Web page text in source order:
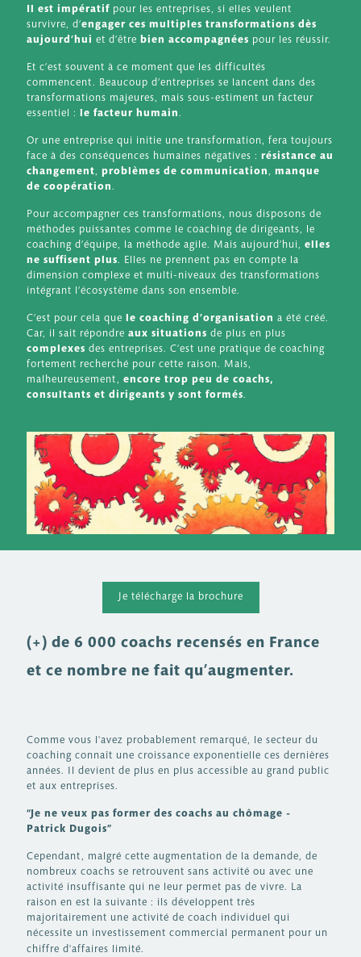
Il est impératif pour les entreprises, si elles veulent
survivre, d’engager ces multiples transformations dès
aujourd’hui et d’être bien accompagnées pour les réussir.
Et c’est souvent à ce moment que les difficultés
commencent. Beaucoup d’entreprises se lancent dans des
transformations majeures, mais sous-estiment un facteur
essentiel : le facteur humain.
Or une entreprise qui initie une transformation, fera toujours
face à des conséquences humaines négatives : résistance au
changement, problèmes de communication, manque
de coopération.
Pour accompagner ces transformations, nous disposons de
méthodes puissantes comme le coaching de dirigeants, le
coaching d’équipe, la méthode agile. Mais aujourd’hui, elles
ne suffisent plus. Elles ne prennent pas en compte la
dimension complexe et multi-niveaux des transformations
intégrant l’écosystème dans son ensemble.
C’est pour cela que le coaching d’organisation a été créé.
Car, il sait répondre aux situations de plus en plus
complexes des entreprises. C’est une pratique de coaching
fortement recherché pour cette raison. Mais,
malheureusement, encore trop peu de coachs,
consultants et dirigeants y sont formés.
Je télécharge la brochure
(+) de 6 000 coachs recensés en France
et ce nombre ne fait qu’augmenter.
Comme vous l'avez probablement remarqué, le secteur du
coaching connaît une croissance exponentielle ces dernières
années. Il devient de plus en plus accessible au grand public
et aux entreprises.
“Je ne veux pas former des coachs au chômage -
Patrick Dugois”
Cependant, malgré cette augmentation de la demande, de
nombreux coachs se retrouvent sans activité ou avec une
activité insuffisante qui ne leur permet pas de vivre. La
raison en est la suivante : ils développent très
majoritairement une activité de coach individuel qui
nécessite un investissement commercial permanent pour un
chiffre d'affaires limité.